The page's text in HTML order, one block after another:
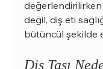
değil, diş eti
bütüncül şekilde
Diş Taşı